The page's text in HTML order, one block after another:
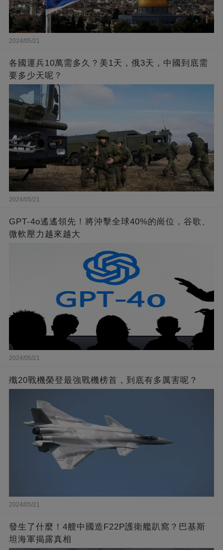
2024/05/21
各國運兵10萬需多久？美1天，俄3天，中國到底需
要多少天呢？
2024/05/21
GPT-4o遙遙領先！將沖擊全球40%的崗位，谷歌、
微軟壓力越來越大
2024/05/21
殲20戰機榮登最強戰機榜首，到底有多厲害呢？
2024/05/21
發生了什麼！4艘中國造F22P護衛艦趴窩？巴基斯
坦海軍揭露真相